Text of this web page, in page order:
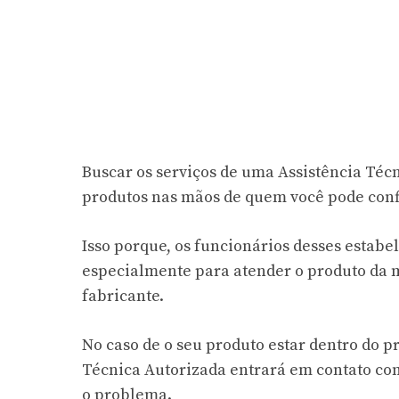
Buscar os serviços de uma Assistência
produtos nas mãos de quem você pode
Isso porque, os funcionários desses
especialmente para atender o produto da
fabricante.
No caso de o seu produto estar dentro do
Técnica Autorizada entrará em contato
o problema.